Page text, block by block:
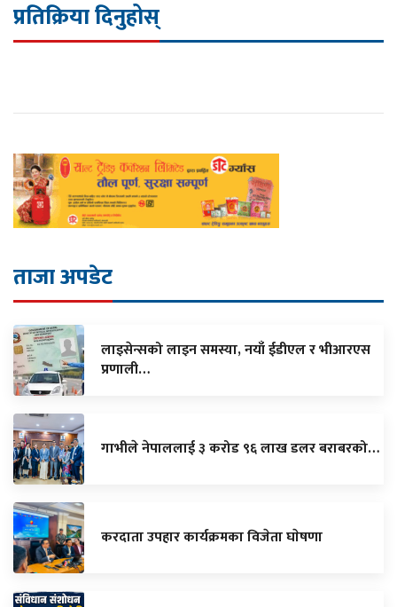
प्रतिक्रिया दिनुहोस्
ताजा अपडेट
लाइसेन्सको लाइन समस्या, नयाँ ईडीएल र भीआरएस
प्रणाली…
गाभीले नेपाललाई ३ करोड ९६ लाख डलर बराबरको…
करदाता उपहार कार्यक्रमका विजेता घाेषणा